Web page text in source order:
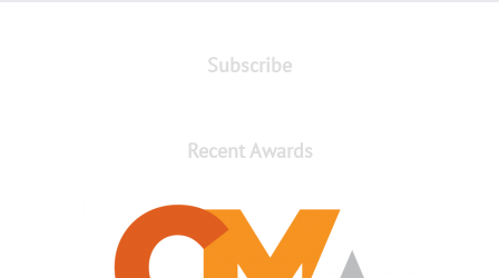
Subscribe
Recent Awards